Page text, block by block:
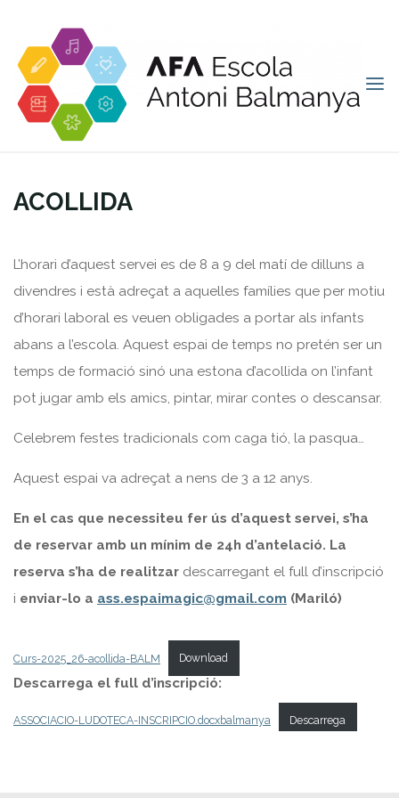
contenido
AFA
ANTONI
BALMANYA
ACOLLIDA
L’horari d’aquest servei es de 8 a 9 del matí de dilluns a
divendres i està adreçat a aquelles famílies que per motiu
d’horari laboral es veuen obligades a portar als infants
abans a l’escola. Aquest espai de temps no pretén ser un
temps de formació sinó una estona d’acollida on l’infant
pot jugar amb els amics, pintar, mirar contes o descansar.
Celebrem festes tradicionals com caga tió, la pasqua…
Aquest espai va adreçat a nens de 3 a 12 anys.
En el cas que necessiteu fer ús d’aquest servei, s’ha
de reservar amb un mínim de 24h d’antelació. La
reserva s’ha de realitzar descarregant el full d’inscripció
i enviar-lo a ass.espaimagic@gmail.com (Mariló)
Curs-2025_26-acollida-BALM Download
Descarrega el full d’inscripció:
ASSOCIACIO-LUDOTECA-INSCRIPCIO.docxbalmanya Descarrega